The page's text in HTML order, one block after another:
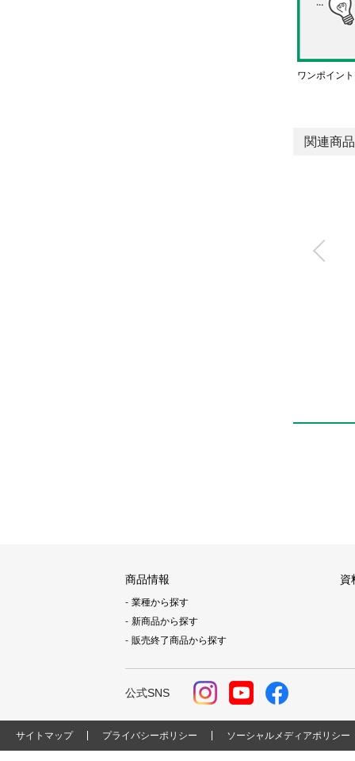
ワンポイン
関連商品
商品情報
業種から探す
新商品から探す
販売終了商品から探す
資
公式SNS
サイトマップ プライバシーポリシー ソーシャルメディアポリシー